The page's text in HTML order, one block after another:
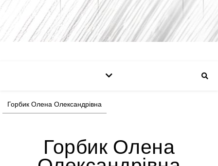
Горбик Олена Олександрівна
Горбик Олена